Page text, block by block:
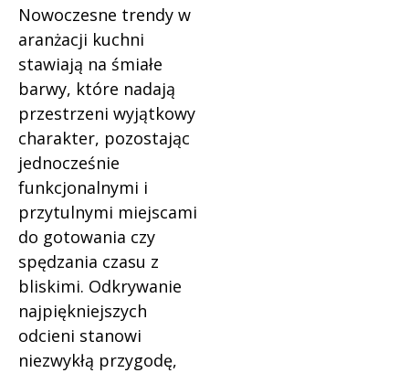
Nowoczesne trendy w
aranżacji kuchni
stawiają na śmiałe
barwy, które nadają
przestrzeni wyjątkowy
charakter, pozostając
jednocześnie
funkcjonalnymi i
przytulnymi miejscami
do gotowania czy
spędzania czasu z
bliskimi. Odkrywanie
najpiękniejszych
odcieni stanowi
niezwykłą przygodę,